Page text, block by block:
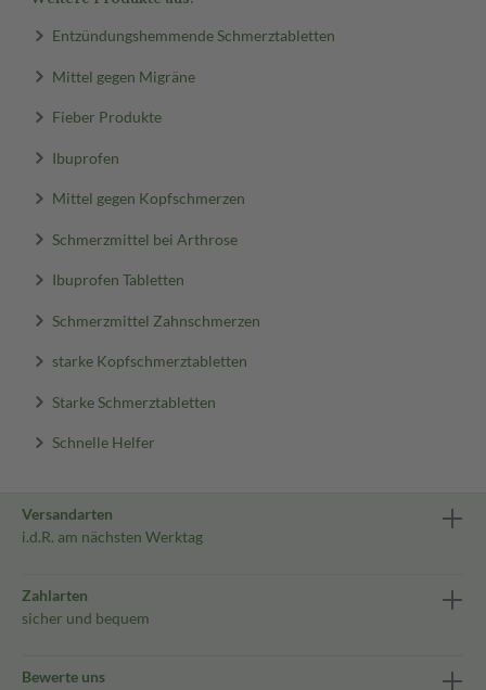
Entzündungshemmende Schmerztabletten
Mittel gegen Migräne
Fieber Produkte
Ibuprofen
Mittel gegen Kopfschmerzen
Schmerzmittel bei Arthrose
Ibuprofen Tabletten
Schmerzmittel Zahnschmerzen
starke Kopfschmerztabletten
Starke Schmerztabletten
Schnelle Helfer
Versandarten
i.d.R. am nächsten Werktag
Zahlarten
sicher und bequem
Bewerte uns